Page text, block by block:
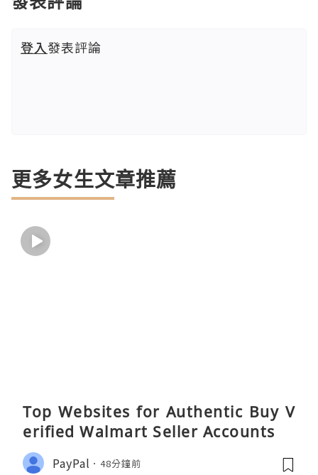
登入發表評論
更多女生文章推薦
Top Websites for Authentic Buy V
erified Walmart Seller Accounts
PayPal 48分鐘前